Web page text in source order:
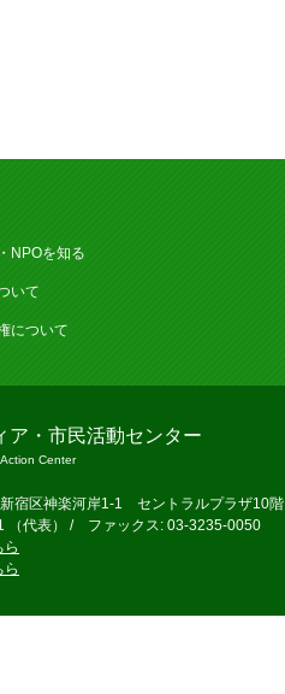
NPOを知る
いて
について
ア・市民活動センター
Center
宿区神楽河岸1-1 セントラルプラザ10階
（代表） / ファックス: 03-3235-0050
ら
ら